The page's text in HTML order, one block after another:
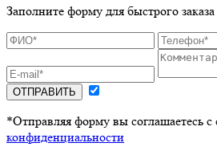
Заполните форму для быстрого заказа
ОТПРАВИТЬ
*Отправляя форму вы соглашаетесь с
конфиденциальности